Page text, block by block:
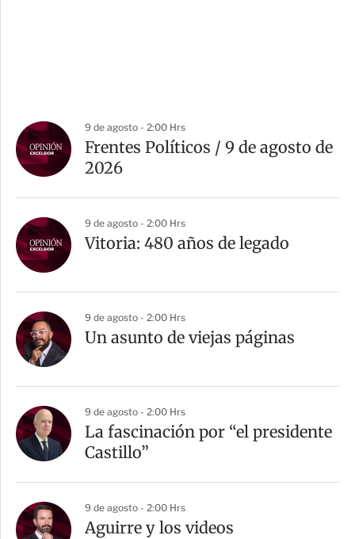
9 de agosto - 2:00 Hrs
Frentes Políticos / 9 de agosto de
2026
9 de agosto - 2:00 Hrs
Vitoria: 480 años de legado
9 de agosto - 2:00 Hrs
Un asunto de viejas páginas
9 de agosto - 2:00 Hrs
La fascinación por “el presidente
Castillo”
9 de agosto - 2:00 Hrs
Aguirre y los videos